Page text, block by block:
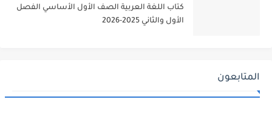
كتاب اللغة العربية الصف الأول الأساسي الفصل
الأول والثاني 2025-2026
المتابعون